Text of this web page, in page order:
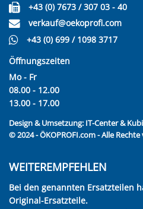
+43 (0) 7673 / 307 03 - 40
verkauf@oekoprofi.com
+43 (0) 699 / 1098 3717
Öffnungszeiten
Mo - Fr
08.00 - 12.00
13.00 - 17.00
Design & Umsetzung: IT-Center &
© 2024 - ÖKOPROFI.com - Alle
WEITEREMPFEHLEN
Bei den genannten Ersatzteilen
Original-Ersatzteile.